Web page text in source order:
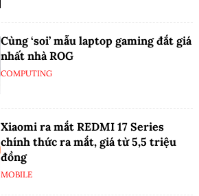
Cùng ‘soi’ mẫu laptop gaming đắt giá
nhất nhà ROG
COMPUTING
Xiaomi ra mắt REDMI 17 Series
chính thức ra mắt, giá từ 5,5 triệu
đồng
MOBILE